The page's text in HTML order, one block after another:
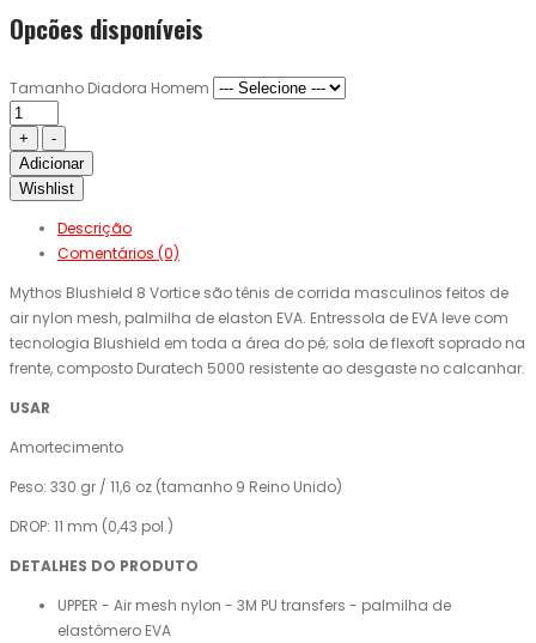
Opcões disponíveis
Tamanho Diadora Homem
Adicionar
Wishlist
Descrição
Comentários (0)
Mythos Blushield 8 Vortice são tênis de corrida masculinos feitos de
air nylon mesh, palmilha de elaston EVA. Entressola de EVA leve com
tecnologia Blushield em toda a área do pé; sola de flexoft soprado na
frente, composto Duratech 5000 resistente ao desgaste no calcanhar.
USAR
Amortecimento
Peso: 330 gr / 11,6 oz (tamanho 9 Reino Unido)
DROP: 11 mm (0,43 pol.)
DETALHES DO PRODUTO
UPPER - Air mesh nylon - 3M PU transfers - palmilha de
elastômero EVA